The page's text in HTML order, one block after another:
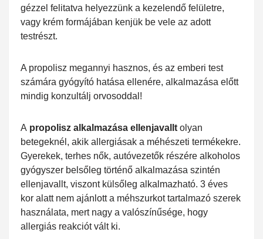
gézzel felitatva helyezzünk a kezelendő felületre,
vagy krém formájában kenjük be vele az adott
testrészt.
A propolisz megannyi hasznos, és az emberi test
számára gyógyító hatása ellenére, alkalmazása előtt
mindig konzultálj orvosoddal!
A propolisz alkalmazása ellenjavallt olyan
betegeknél, akik allergiásak a méhészeti termékekre.
Gyerekek, terhes nők, autóvezetők részére alkoholos
gyógyszer belsőleg történő alkalmazása szintén
ellenjavallt, viszont külsőleg alkalmazható. 3 éves
kor alatt nem ajánlott a méhszurkot tartalmazó szerek
használata, mert nagy a valószínűsége, hogy
allergiás reakciót vált ki.